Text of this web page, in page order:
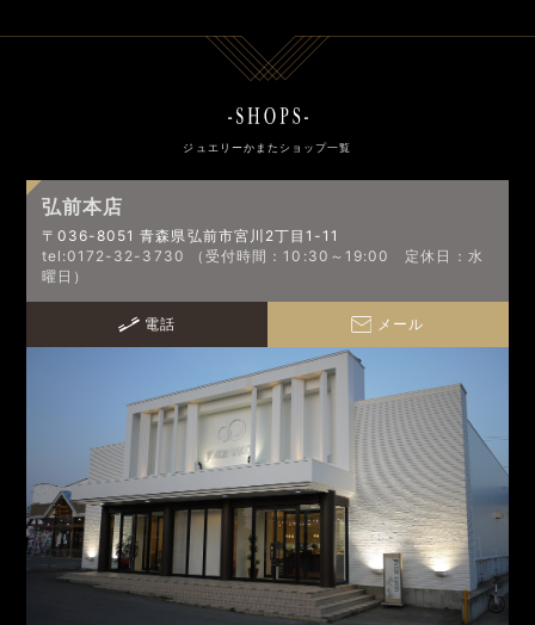
ジュエリーかまたショップ一覧
弘前本店
〒036-8051 青森県弘前市宮川2丁目1-11
tel:0172-32-3730 （受付時間：10:30～19:00 定休日：水
曜日）
電話 メール